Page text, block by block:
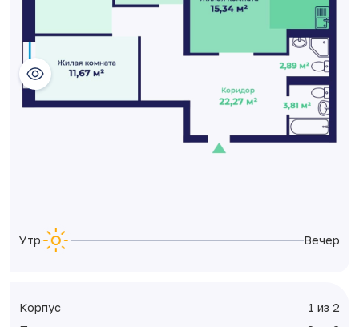
Утро Вечер
Корпус
1 из 2